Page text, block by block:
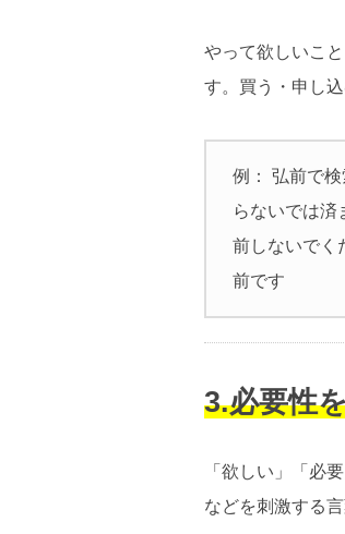
やって欲しいこ
す。買う・申し
例： 弘前で
らないでは済
前しないでく
前です
3.必要性
「欲しい」「必
などを刺激する